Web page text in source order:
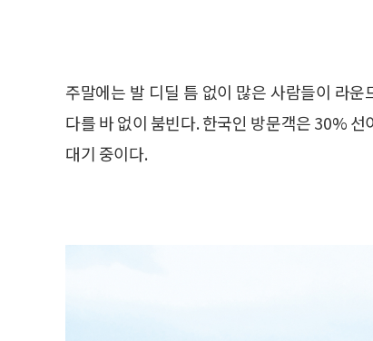
주말에는 발 디딜 틈 없이 많은 사람들이 라
다를 바 없이 붐빈다. 한국인 방문객은 30%
대기 중이다.